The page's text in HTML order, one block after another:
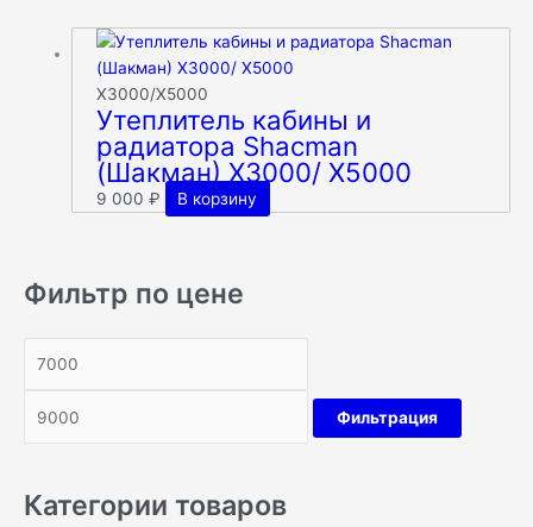
X3000/Х5000
Утеплитель кабины и
радиатора Shacman
(Шакман) X3000/ X5000
9 000₽ В корзину
Фильтр по цене
Фильтрация
Категории товаров